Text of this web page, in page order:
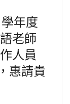
年度
老師
人員
惠請貴